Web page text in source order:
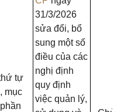
tự
mục
31/3/2026
sửa đổi, bổ
sung một số
điều của các
nghị định
quy định
việc quản lý,